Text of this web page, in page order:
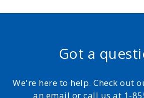
Got a
We're here to help. Check out
an email or call us at 1-